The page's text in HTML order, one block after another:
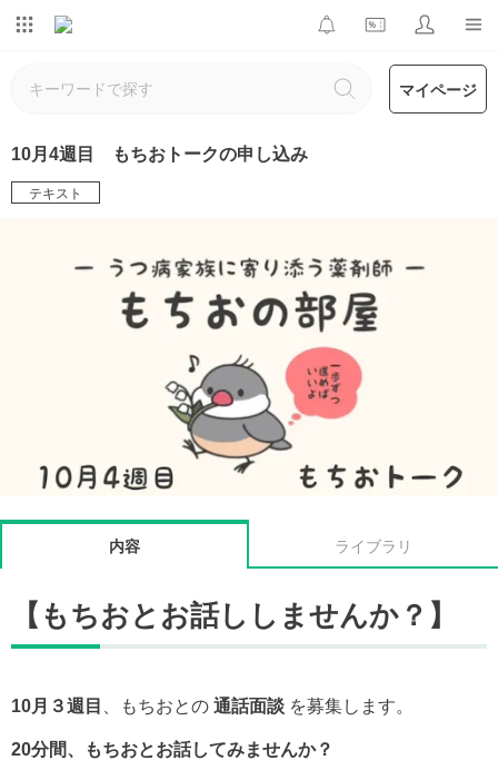
マイページ
10月4週目 もちおトークの申し込み
テキスト
内容 ライブラリ
【もちおとお話ししませんか？】
10月３週目 、もちおとの 通話面談 を募集します。
20分間、もちおとお話してみませんか？